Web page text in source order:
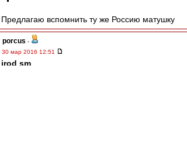
Предлагаю вспомнить ту же Россию матушку
porcus -
30 мар 2016 12:51
irod sm